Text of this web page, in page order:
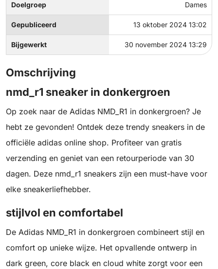
Doelgroep Dames
Gepubliceerd 13 oktober 2024 13:02
Bijgewerkt 30 november 2024 13:29
Omschrijving
nmd_r1 sneaker in donkergroen
Op zoek naar de Adidas NMD_R1 in donkergroen? Je
hebt ze gevonden! Ontdek deze trendy sneakers in de
officiële adidas online shop. Profiteer van gratis
verzending en geniet van een retourperiode van 30
dagen. Deze nmd_r1 sneakers zijn een must-have voor
elke sneakerliefhebber.
stijlvol en comfortabel
De Adidas NMD_R1 in donkergroen combineert stijl en
comfort op unieke wijze. Het opvallende ontwerp in
dark green, core black en cloud white zorgt voor een